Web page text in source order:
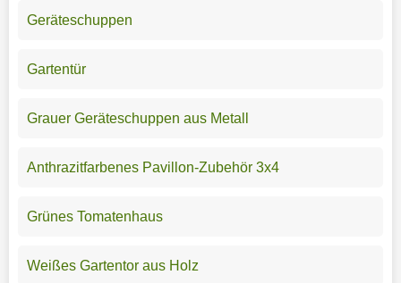
Geräteschuppen
Gartentür
Grauer Geräteschuppen aus Metall
Anthrazitfarbenes Pavillon-Zubehör 3x4
Grünes Tomatenhaus
Weißes Gartentor aus Holz